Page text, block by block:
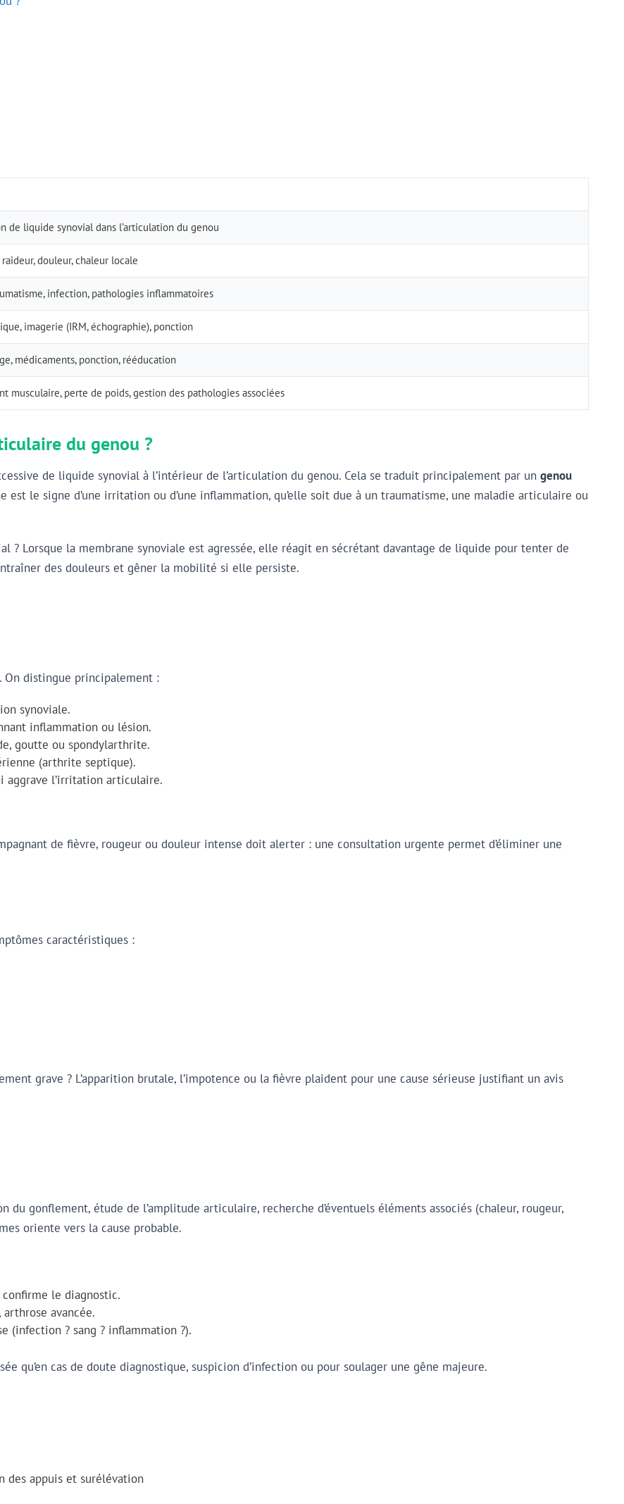
de liquide synovial dans l’articulation du genou
douleur, chaleur locale
infection, pathologies inflammatoires
imagerie (IRM, échographie), ponction
médicaments, ponction, rééducation
musculaire, perte de poids, gestion des pathologies associées
du genou ?
de liquide synovial à l’intérieur de l’articulation du genou. Cela se traduit principalement par un genou
est le signe d’une irritation ou d’une inflammation, qu’elle soit due à un traumatisme, une maladie articulaire ou
Lorsque la membrane synoviale est agressée, elle réagit en sécrétant davantage de liquide pour tenter de
des douleurs et gêner la mobilité si elle persiste.
. On distingue principalement :
synoviale.
inflammation ou lésion.
goutte ou spondylarthrite.
(arthrite septique).
aggrave l’irritation articulaire.
de fièvre, rougeur ou douleur intense doit alerter : une consultation urgente permet d’éliminer une
caractéristiques :
grave ? L’apparition brutale, l’impotence ou la fièvre plaident pour une cause sérieuse justifiant un avis
du gonflement, étude de l’amplitude articulaire, recherche d’éventuels éléments associés (chaleur, rougeur,
oriente vers la cause probable.
le diagnostic.
avancée.
(infection ? sang ? inflammation ?).
qu’en cas de doute diagnostique, suspicion d’infection ou pour soulager une gêne majeure.
des appuis et surélévation